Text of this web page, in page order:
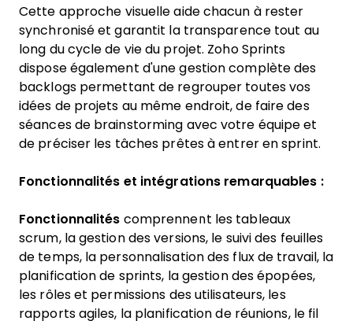
Cette approche visuelle aide chacun à rester
synchronisé et garantit la transparence tout au
long du cycle de vie du projet. Zoho Sprints
dispose également d'une gestion complète des
backlogs permettant de regrouper toutes vos
idées de projets au même endroit, de faire des
séances de brainstorming avec votre équipe et
de préciser les tâches prêtes à entrer en sprint.
Fonctionnalités et intégrations remarquables :
Fonctionnalités comprennent les tableaux
scrum, la gestion des versions, le suivi des feuilles
de temps, la personnalisation des flux de travail, la
planification de sprints, la gestion des épopées,
les rôles et permissions des utilisateurs, les
rapports agiles, la planification de réunions, le fil